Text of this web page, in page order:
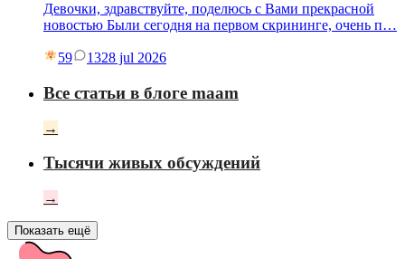
Девочки, здравствуйте, поделюсь с Вами прекрасной
новостью Были сегодня на первом скрининге, очень п…
59 1328 jul 2026
Все статьи в блоге maam
→
Тысячи живых обсуждений
→
Показать ещё